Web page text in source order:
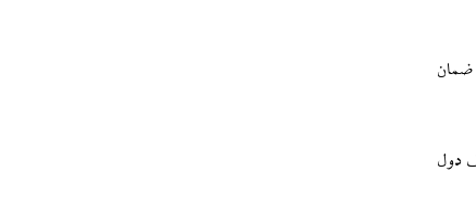
ضمان
دول